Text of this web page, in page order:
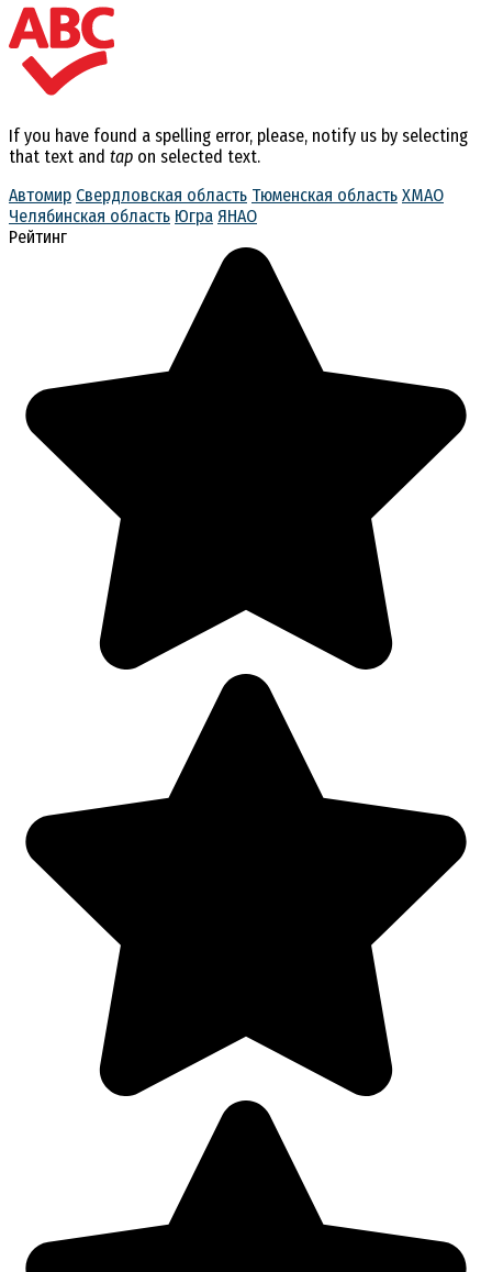
If you have found a spelling error, please, notify us by selecting
that text and tap on selected text.
Автомир Свердловская область Тюменская область ХМАО
Челябинская область Югра ЯНАО
Рейтинг